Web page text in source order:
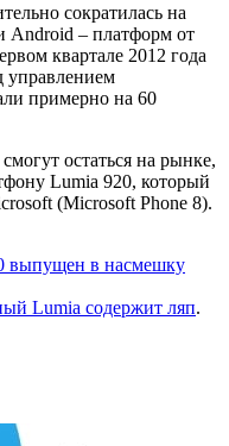
сократилась на
Android – платформ от
квартале 2012 года
управлением
примерно на 60
остаться на рынке,
Lumia 920, который
(Microsoft Phone 8).
выпущен в насмешку
Lumia содержит ляп.